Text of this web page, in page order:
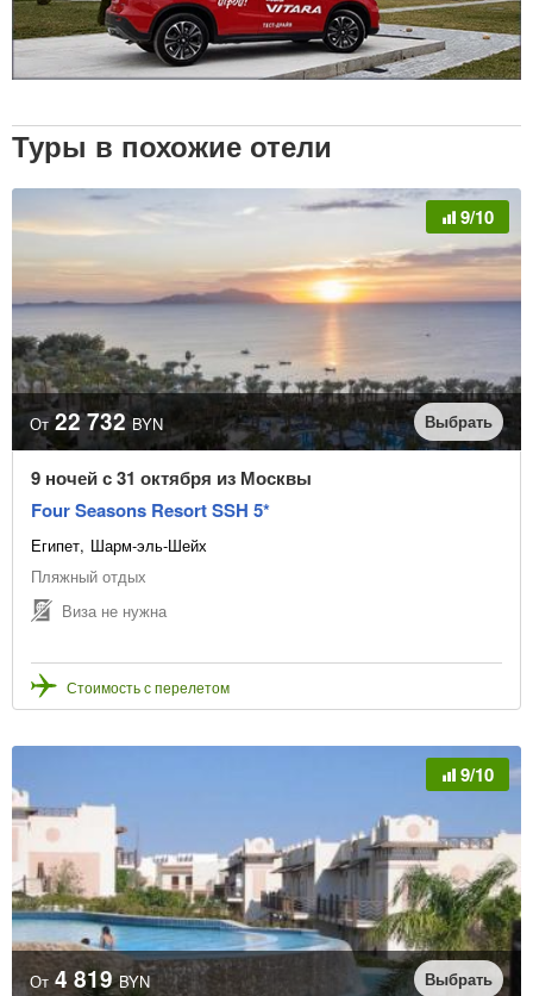
Туры в похожие отели
9/10
От 22 732 BYN Выбрать
9 ночей с 31 октября из Москвы
Four Seasons Resort SSH 5*
Египет Шарм-эль-Шейх
Пляжный отдых
Виза не нужна
Стоимость с перелетом
9/10
От 4 819 BYN Выбрать